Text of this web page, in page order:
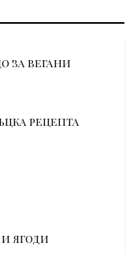
за вегани
рецепта
ягоди